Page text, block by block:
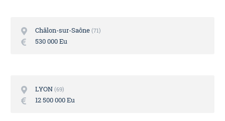
Châlon-sur-Saône 71
530 000 Eu
LYON 69
12 500 000 Eu